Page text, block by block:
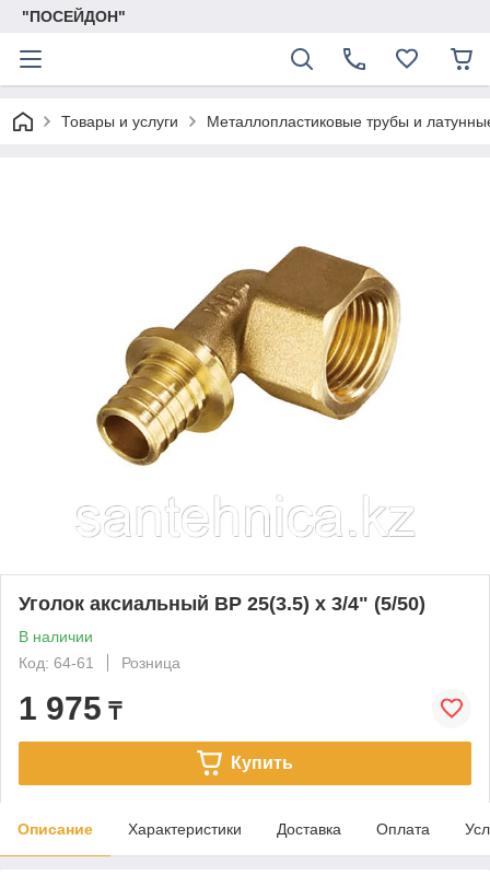
"ПОСЕЙДОН"
Товары и услуги Металлопластиковые трубы и
Уголок аксиальный ВР 25(3.5) х 3/4" (5/50)
В наличии
Код: 64-61
Розница
1 975 ₸
Купить
Описание Характеристики Доставка Оплата